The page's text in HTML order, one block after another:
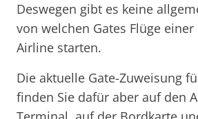
Deswegen gibt es keine
von welchen Gates Flüge
Airline starten.
Die aktuelle Gate-Zuweisung
finden Sie dafür aber auf den